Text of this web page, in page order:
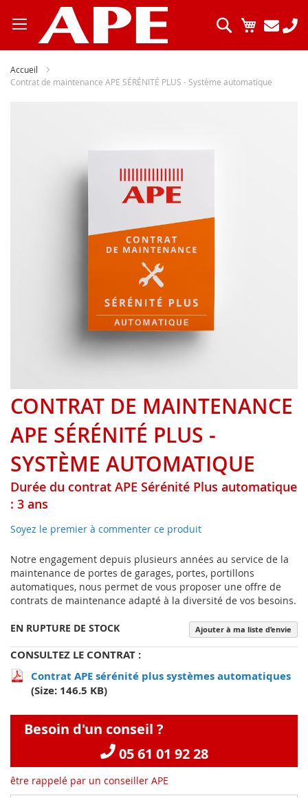
au
contenu
Mon
Chercher
Accueil
Contrat de maintenance APE SÉRÉNITÉ PLUS - Système automatique
CONTRAT DE MAINTENANCE
APE SÉRÉNITÉ PLUS -
SYSTÈME AUTOMATIQUE
Durée du contrat APE Sérénité Plus automatique
: 3 ans
Soyez le premier à commenter ce produit
Notre engagement depuis plusieurs années au service de la
maintenance de portes de garages, portes, portillons
automatiques, nous permet de vous proposer une offre de
contrats de maintenance adapté à la diversité de vos besoins.
EN RUPTURE DE STOCK Ajouter à ma liste d’envie
CONSULTEZ LE CONTRAT :
Contrat APE sérénité plus systèmes automatiques
(Size: 146.5 KB)
Besoin d'un conseil ?
05 61 01 92 28
être rappelé par un conseiller APE
to
beginning
the
gallery